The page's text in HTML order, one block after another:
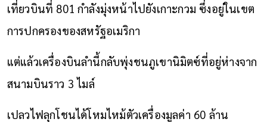
เที่ยวบินที่ 801 กำลังมุ่งหน้าไปยังเกาะกวม ซึ่งอยู่ในเขต
การปกครองของสหรัฐอเมริกา
แต่แล้วเครื่องบินลำนี้กลับพุ่งชนภูเขานิมิตซ์ที่อยู่ห่างจาก
สนามบินราว 3 ไมล์
เปลวไฟลุกโชนได้โหมไหม้ตัวเครื่องมูลค่า 60 ล้าน